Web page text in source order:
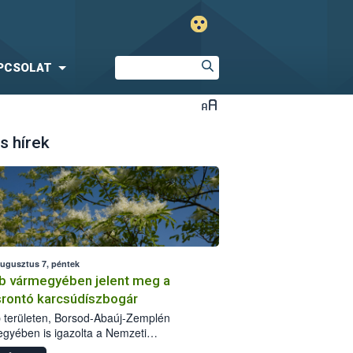
hírek
7, péntek
vármegyében jelent meg a
karcsúdíszbogár
területen, Borsod-Abaúj-Zemplén
is igazolta a Nemzeti
biztonsági Hivatal (Nébih) a